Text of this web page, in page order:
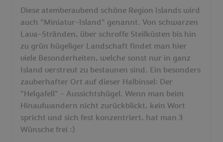
Diese atemberaubend schöne Region Islands wird
auch "Miniatur-Island" genannt. Von schwarzen
Lava-Stränden, über schroffe Steilküsten bis hin
zu grün hügeliger Landschaft findet man hier
viele Besonderheiten, welche sonst nur in ganz
Island verstreut zu bestaunen sind. Ein besonders
zauberhafter Ort auf dieser Halbinsel: Der
"Helgafell" - Aussichtshügel. Wenn man beim
Hinaufwandern nicht zurückblickt, kein Wort
spricht und sich fest konzentriert, hat man 3
Wünsche frei :)